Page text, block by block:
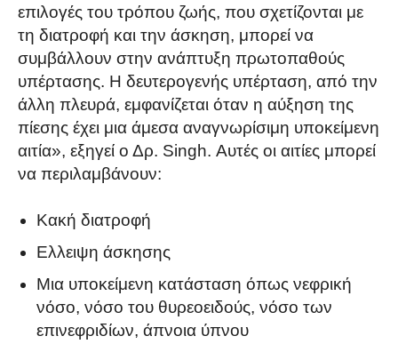
επιλογές του τρόπου ζωής, που σχετίζονται με
τη διατροφή και την άσκηση, μπορεί να
συμβάλλουν στην ανάπτυξη πρωτοπαθούς
υπέρτασης. Η δευτερογενής υπέρταση, από την
άλλη πλευρά, εμφανίζεται όταν η αύξηση της
πίεσης έχει μια άμεσα αναγνωρίσιμη υποκείμενη
αιτία», εξηγεί ο Δρ. Singh. Αυτές οι αιτίες μπορεί
να περιλαμβάνουν:
Κακή διατροφή
Ελλειψη άσκησης
Μια υποκείμενη κατάσταση όπως νεφρική
νόσο, νόσο του θυρεοειδούς, νόσο των
επινεφριδίων, άπνοια ύπνου